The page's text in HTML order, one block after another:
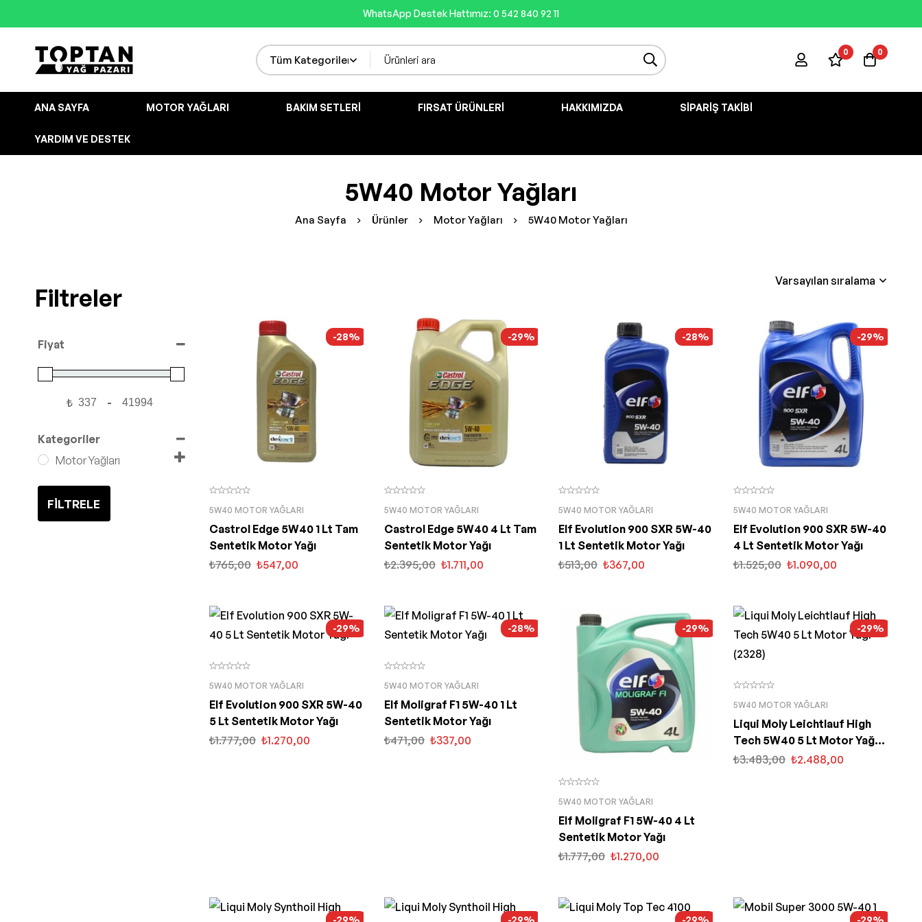
WhatsApp Destek Hattımız: 0 542 840 92 11
0 0
ANA SAYFA MOTOR YAĞLARI BAKIM SETLERI FIRSAT ÜRÜNLERI HAKKIMIZDA SIPARIŞ TAKIBI
YARDIM VE DESTEK
5W40 Motor Yağları
Ana Sayfa Ürünler Motor Yağları 5W40 Motor Yağları
Filtreler
Fiyat
₺ -
Kategoriler
Motor Yağları
FILTRELE
Varsayılan sıralama
-28%
5W40 MOTOR YAĞLARI
Castrol Edge 5W40 1 Lt Tam
Sentetik Motor Yağı
₺765,00 ₺547,00
-29%
5W40 MOTOR YAĞLARI
Castrol Edge 5W40 4 Lt Tam
Sentetik Motor Yağı
₺2.395,00 ₺1.711,00
-28%
5W40 MOTOR YAĞLARI
Elf Evolution 900 SXR 5W-40
1 Lt Sentetik Motor Yağı
₺513,00 ₺367,00
-29%
5W40 MOTOR YAĞLARI
Elf Evolution 900 SXR 5W-40
4 Lt Sentetik Motor Yağı
₺1.525,00 ₺1.090,00
-29%
5W40 MOTOR YAĞLARI
Elf Evolution 900 SXR 5W-40
5 Lt Sentetik Motor Yağı
₺1.777,00 ₺1.270,00
-28%
5W40 MOTOR YAĞLARI
Elf Moligraf F1 5W-40 1 Lt
Sentetik Motor Yağı
₺471,00 ₺337,00
-29%
5W40 MOTOR YAĞLARI
Elf Moligraf F1 5W-40 4 Lt
Sentetik Motor Yağı
₺1.777,00 ₺1.270,00
-29%
5W40 MOTOR YAĞLARI
Liqui Moly Leichtlauf High
Tech 5W40 5 Lt Motor Yağı
(2328)
₺3.483,00 ₺2.488,00
-29% -29% -29% -29%